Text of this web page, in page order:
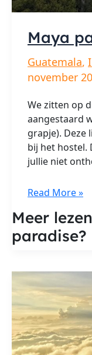
Maya
Guatemala,
november
We zitten op
aangestaard
grapje).
bij het hostel.
jullie niet
Maya
Read More »
Meer
paradise?